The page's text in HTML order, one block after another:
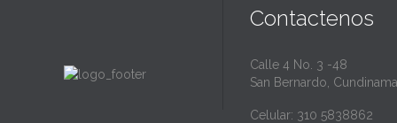
Contactenos
Calle 4 No. 3 -48
San Bernardo,
Celular: 310 5838862